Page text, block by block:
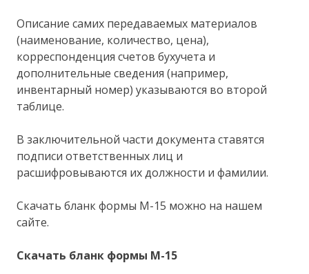
Описание самих передаваемых материалов
(наименование, количество, цена),
корреспонденция счетов бухучета и
дополнительные сведения (например,
инвентарный номер) указываются во второй
таблице.
В заключительной части документа ставятся
подписи ответственных лиц и
расшифровываются их должности и фамилии.
Скачать бланк формы М-15 можно на нашем
сайте.
Скачать бланк формы М-15